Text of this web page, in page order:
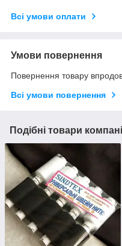
Всі умови оплати
Умови повернення
Повернення товару
Всі умови повернення
Подібні товари